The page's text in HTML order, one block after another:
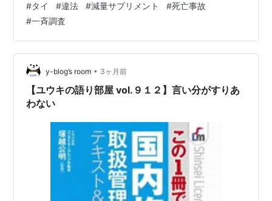
はバンコク都内のコーヒーチェーン「アマゾン」に勤務
し、ネットで購入した減量サプリを摂取後、6月20日に
急死したと報じられている。司法解剖で、摂取したサプ
リから食品への使用が禁止されている有害成分シブトラ
ミンが検出された。首相府は、同様の減量サプリが一部
オンラインで依然販売されていること…
#タイ #違法 #減量サプリメント #死亡事故
#一斉調査
y-blog’s room • 3ヶ月前
【ユウキの語り部屋 vol.９１２】言い分がすりあ
わない